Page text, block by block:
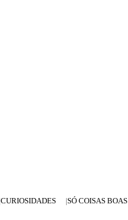
CURIOSIDADES SÓ COISAS BOAS